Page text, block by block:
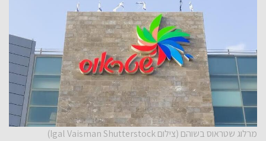
מרלוג שטראוס בשוהם (צילום Igal Vaisman Shutterstock)